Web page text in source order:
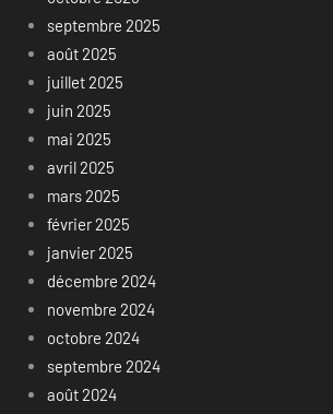
septembre 2025
août 2025
juillet 2025
juin 2025
mai 2025
avril 2025
mars 2025
février 2025
janvier 2025
décembre 2024
novembre 2024
octobre 2024
septembre 2024
août 2024